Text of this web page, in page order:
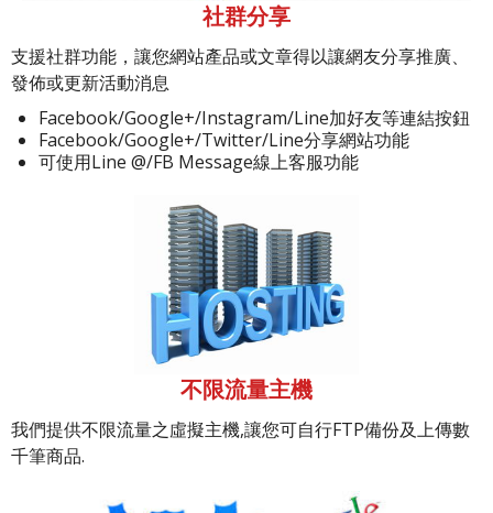
社群分享
支援社群功能，讓您網站產品或文章得以讓網友分享推廣、
發佈或更新活動消息
Facebook/Google+/Instagram/Line加好友等連結按鈕
Facebook/Google+/Twitter/Line分享網站功能
可使用Line @/FB Message線上客服功能
不限流量主機
我們提供不限流量之虛擬主機,讓您可自行FTP備份及上傳數
千筆商品.